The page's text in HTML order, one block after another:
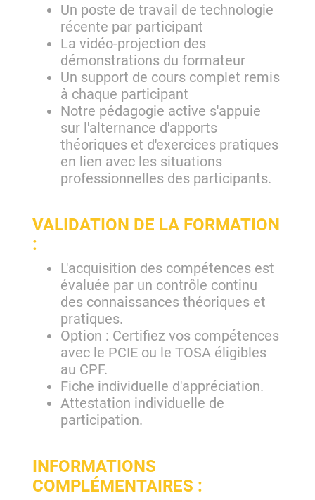
Un poste de travail de technologie
récente par participant
La vidéo-projection des
démonstrations du formateur
Un support de cours complet remis
à chaque participant
Notre pédagogie active s'appuie
sur l'alternance d'apports
théoriques et d'exercices pratiques
en lien avec les situations
professionnelles des participants.
VALIDATION DE LA FORMATION
:
L'acquisition des compétences est
évaluée par un contrôle continu
des connaissances théoriques et
pratiques.
Option : Certifiez vos compétences
avec le PCIE ou le TOSA éligibles
au CPF.
Fiche individuelle d'appréciation.
Attestation individuelle de
participation.
INFORMATIONS
COMPLÉMENTAIRES :